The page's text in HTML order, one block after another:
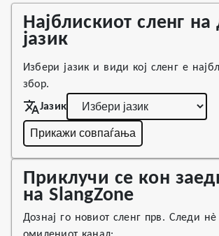
Најблискиот сленг на
јазик
Избери јазик и види кој сленг е
збор.
Јазик
Прикажи совпаѓања
Приклучи се кон
на SlangZone
Дознај го новиот сленг прв. Следи нè